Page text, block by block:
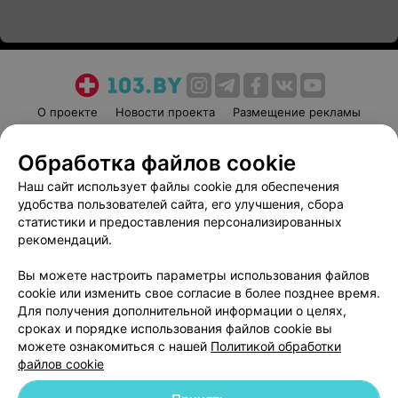
О проекте Новости проекта
Размещение рекламы
Пользовательское соглашение
Способы оплаты
Вакансии
Партнеры
Написать руководителю 103.by
Обработка персональных данных
Обработка файлов cookie
Наш сайт использует файлы cookie для обеспечения
удобства пользователей сайта, его улучшения, сбора
статистики и предоставления персонализированных
рекомендаций.
Вы можете настроить параметры использования файлов
cookie или изменить свое согласие в более позднее время.
Для получения дополнительной информации о целях,
сроках и порядке использования файлов cookie вы
можете ознакомиться с нашей Политикой обработки
файлов cookie